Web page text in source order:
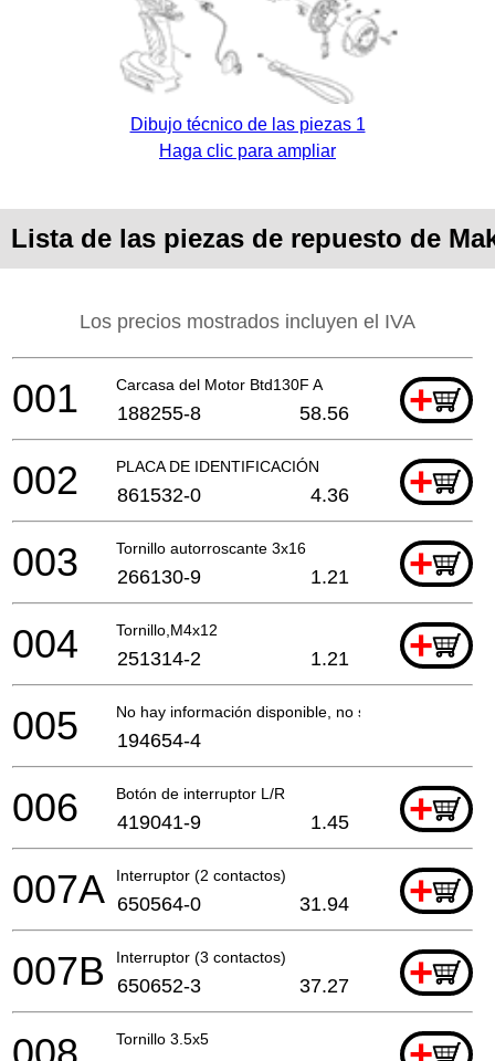
Dibujo técnico de las piezas 1
Haga clic para ampliar
Lista de las piezas de repuesto de
Los precios mostrados incluyen el IVA
Carcasa del Motor Btd130F A +
001 188255-8 58.56
PLACA DE IDENTIFICACIÓN +
002 861532-0 4.36
Tornillo autorroscante 3x16 +
003 266130-9 1.21
Tornillo,M4x12 +
004 251314-2 1.21
No hay información disponible, no se puede pedir
005 194654-4
Botón de interruptor L/R +
006 419041-9 1.45
Interruptor (2 contactos) +
007A 650564-0 31.94
Interruptor (3 contactos) +
007B 650652-3 37.27
Tornillo 3.5x5